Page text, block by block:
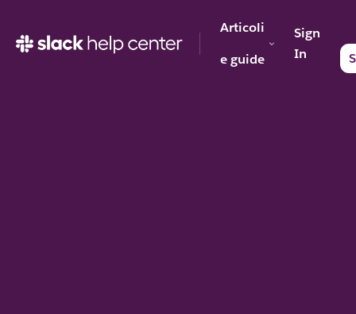
Articoli
e guide
Sign
In